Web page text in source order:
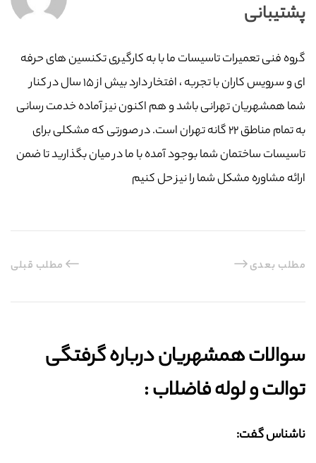
پشتیبانی
گروه فنی تعمیرات تاسیسات ما با به‌ کارگیری تکنسین های حرفه
ای و سرویس کاران با تجربه ، افتخار دارد بیش از ۱۵ سال در کنار
شما همشهریان تهرانی باشد و هم اکنون نیز آماده خدمت رسانی
به تمام مناطق ۲۲ گانه تهران است. در صورتی که مشکلی برای
تاسیسات ساختمان شما بوجود آمده با ما در میان بگذارید تا ضمن
ارائه مشاوره مشکل شما را نیز حل کنیم
مطلب قبلی مطلب بعدی
سوالات همشهریان درباره گرفتگی
توالت و لوله فاضلاب :‌
ناشناس گفت: